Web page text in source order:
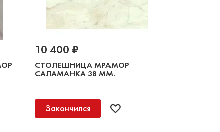
СТОЛЕШНИЦА МРАМОР
САЛАМАНКА 38 ММ.
10 400 ₽
Закончился